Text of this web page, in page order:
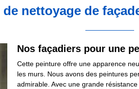
nettoyage de
Nos façadiers pour une
Cette peinture offre une apparence
les murs. Nous avons des peintures
admirable. Avec une grande